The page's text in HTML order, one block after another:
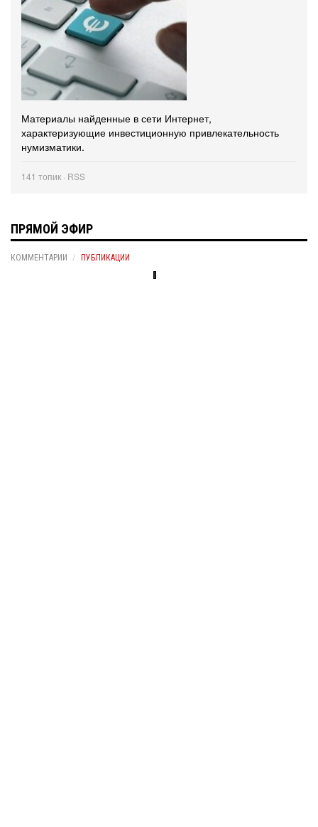
Материалы найденные в сети Интернет,
характеризующие инвестиционную привлекательность
нумизматики.
141 топик · RSS
ПРЯМОЙ ЭФИР
КОММЕНТАРИИ ПУБЛИКАЦИИ